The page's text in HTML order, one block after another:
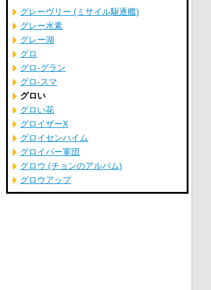
グレーヴリー (ミサイル駆逐艦)
グレー水素
グレー湖
グロ
グロ‐グラン
グロ‐スマ
グロい
グロい花
グロイザーX
グロイセンハイム
グロイパー軍団
グロウ (チョンのアルバム)
グロウアップ